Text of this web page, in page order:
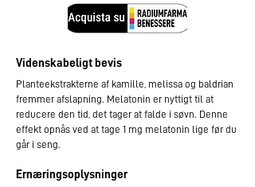
​Videnskabeligt bevis
Planteekstrakterne af kamille, melissa og baldrian
fremmer afslapning. Melatonin er nyttigt til at
reducere den tid, det tager at falde i søvn. Denne
effekt opnås ved at tage 1 mg melatonin lige før du
går i seng.
​Ernæringsoplysninger